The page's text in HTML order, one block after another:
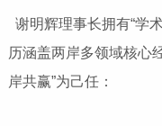
谢明辉理事长拥有“学
历涵盖两岸多领域核心
岸共赢”为己任：